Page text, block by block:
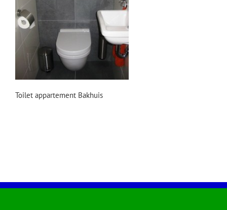
Toilet appartement Bakhuis